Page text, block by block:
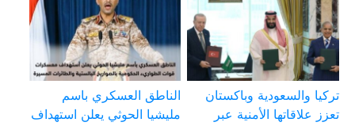
تركيا والسعودية وباكستان
تعزز علاقاتها الأمنية عبر
الناطق العسكري باسم
مليشيا الحوثي يعلن استهداف